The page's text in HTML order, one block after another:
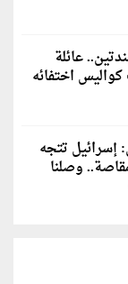
عائلة
اختفائه
إسرائيل تتجه
وصلنا